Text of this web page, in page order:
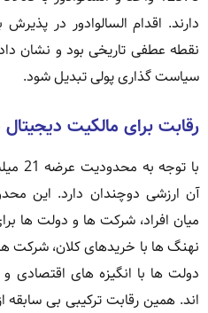
دارند. اقدام السالوادور در
نقطه عطفی تاریخی بود و نشان
سیاست گذاری پولی تبدیل شود.
رقابت برای مالکیت دیجیتال
با
آن ارزشی دوچندان دارد. این
میان افراد، شرکت ها و دولت ها
نهنگ ها با خریدهای کلان، شرکت
دولت ها با انگیزه های اقتصادی
اند. همین رقابت ترکیبی بی سابقه